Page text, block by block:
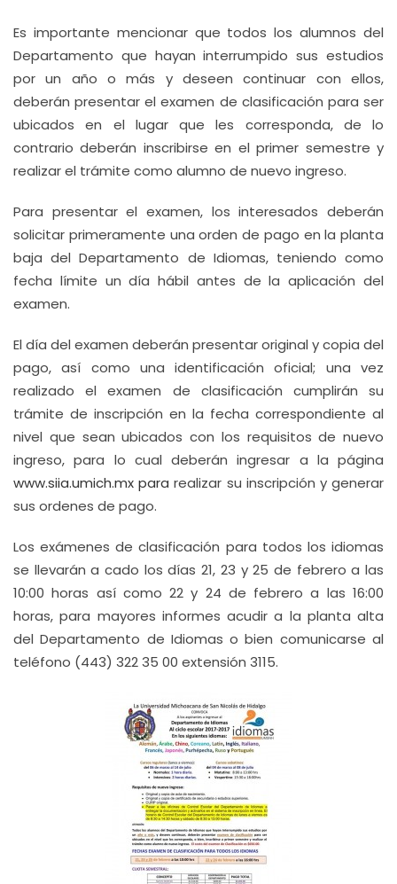
Es importante mencionar que todos los alumnos del
Departamento que hayan interrumpido sus estudios
por un año o más y deseen continuar con ellos,
deberán presentar el examen de clasificación para ser
ubicados en el lugar que les corresponda, de lo
contrario deberán inscribirse en el primer semestre y
realizar el trámite como alumno de nuevo ingreso.
Para presentar el examen, los interesados deberán
solicitar primeramente una orden de pago en la planta
baja del Departamento de Idiomas, teniendo como
fecha límite un día hábil antes de la aplicación del
examen.
El día del examen deberán presentar original y copia del
pago, así como una identificación oficial; una vez
realizado el examen de clasificación cumplirán su
trámite de inscripción en la fecha correspondiente al
nivel que sean ubicados con los requisitos de nuevo
ingreso, para lo cual deberán ingresar a la página
www.siia.umich.mx para realizar su inscripción y generar
sus ordenes de pago.
Los exámenes de clasificación para todos los idiomas
se llevarán a cado los días 21, 23 y 25 de febrero a las
10:00 horas así como 22 y 24 de febrero a las 16:00
horas, para mayores informes acudir a la planta alta
del Departamento de Idiomas o bien comunicarse al
teléfono (443) 322 35 00 extensión 3115.